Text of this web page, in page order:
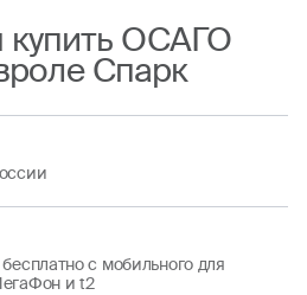
ОСАГО
Спарк
с мобильного для
и t2